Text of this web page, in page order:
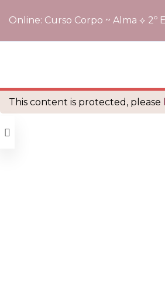
Início Cursos Online: Curso
Online: Curso Corpo ~ Alma ⟡ 2º
This content is protected, please